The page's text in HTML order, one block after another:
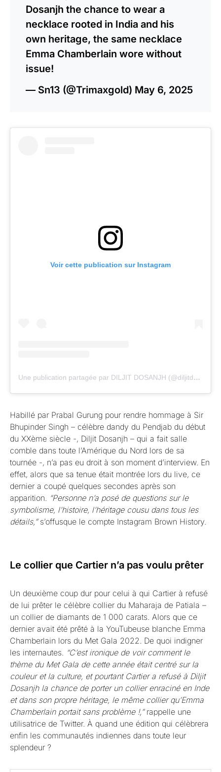
Dosanjh the chance to wear a
necklace rooted in India and his
own heritage, the same necklace
Emma Chamberlain wore without
issue!
— Sn13 (@Trimaxgold) May 6, 2025
Voir cette publication sur Instagram
Une publication partagée par DILJIT DOSANJH (@diljitdosanjh)
Habillé par Prabal Gurung pour rendre hommage à Sir
Bhupinder Singh – célèbre dandy du Pendjab du début
du XXème siècle -, Diljit Dosanjh – qui a fait salle
comble dans toute l’Amérique du Nord lors de sa
tournée -, n’a pas eu droit à son moment d’interview. En
effet, alors que sa tenue était montrée lors du live, ce
dernier a coupé quelques secondes après son
apparition.
“Personne n’a posé de questions sur le
symbolisme, l’histoire, l’héritage cousu dans tous les
détails,”s’offusque le compte Instagram Brown History.
Le collier que Cartier n’a pas voulu prêter
Un deuxième coup dur pour celui à qui Cartier à refusé
de lui prêter le célèbre collier du Maharaja de Patiala –
un collier de diamants de 1 000 carats. Alors que ce
dernier avait été prêté à la YouTubeuse blanche Emma
Chamberlain lors du Met Gala 2022. De quoi indigner
les internautes.
“C’est ironique de voir comment le
thème du Met Gala de cette année était centré sur la
couleur et la culture, et pourtant Cartier a refusé à Diljit
Dosanjh la chance de porter un collier enraciné en Inde
et dans son propre héritage, le même collier qu’Emma
Chamberlain portait sans problème !,”rappelle une
utilisatrice de Twitter. À quand une édition qui célèbrera
enfin les communautés indiennes dans toute leur
splendeur ?